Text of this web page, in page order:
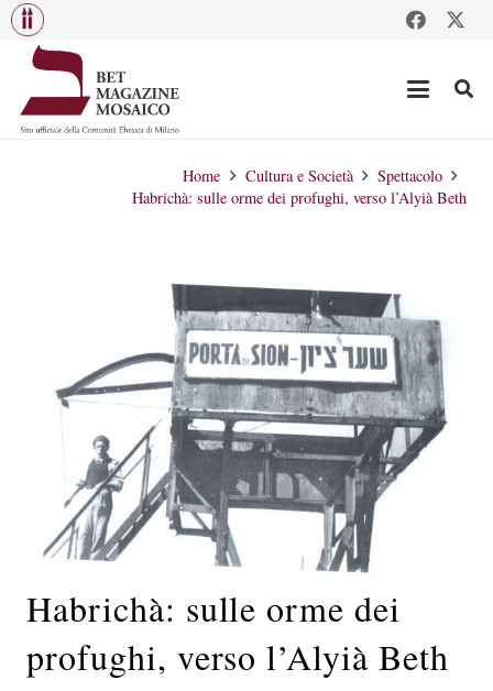
Home Cultura e Società
Spettacolo
Habrichà: sulle orme dei profughi, verso l’Alyià Beth
Habrichà: sulle orme dei
profughi, verso l’Alyià Beth